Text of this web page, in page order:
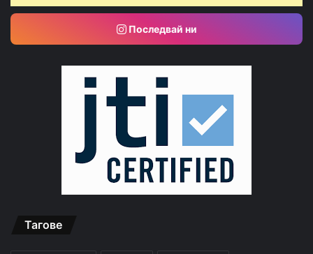
Последвай ни
Тагове